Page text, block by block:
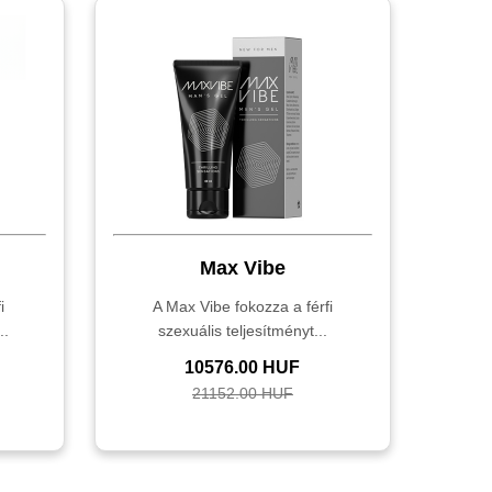
Max Vibe
A Max Vibe fokozza a férfi
szexuális teljesítményt...
10576.00 HUF
21152.00 HUF